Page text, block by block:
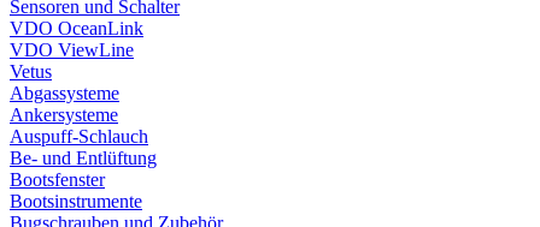
Sensoren und Schalter
VDO OceanLink
VDO ViewLine
Vetus
Abgassysteme
Ankersysteme
Auspuff-Schlauch
Be- und Entlüftung
Bootsfenster
Bootsinstrumente
Bugschrauben und Zubehör